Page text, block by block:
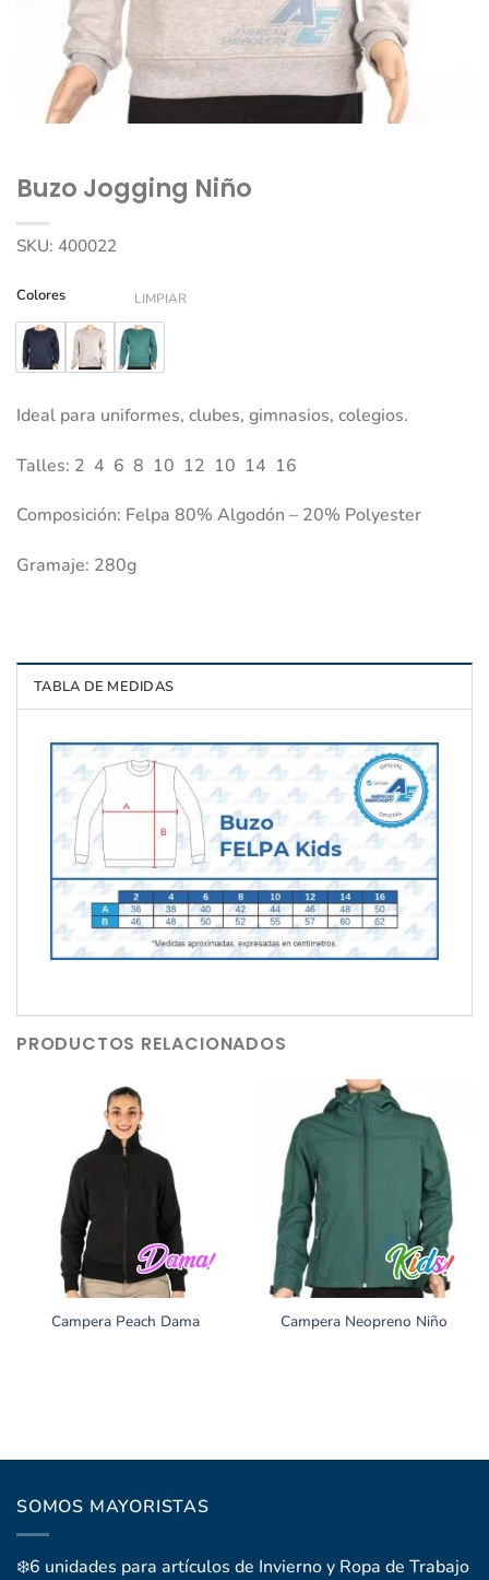
Buzo Jogging Niño
SKU: 400022
Colores LIMPIAR
Ideal para uniformes, clubes, gimnasios, colegios.
Talles: 2 4 6 8 10 12 10 14 16
Composición: Felpa 80% Algodón – 20% Polyester
Gramaje: 280g
TABLA DE MEDIDAS
PRODUCTOS RELACIONADOS
Campera Peach Dama Campera Neopreno Niño
SOMOS MAYORISTAS
❄️6 unidades para artículos de Invierno y Ropa de Trabajo